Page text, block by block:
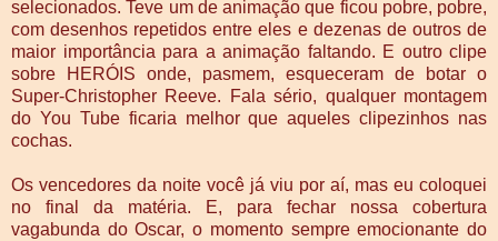
selecionados. Teve um de animação que ficou pobre, pobre,
com desenhos repetidos entre eles e dezenas de outros de
maior importância para a animação faltando. E outro clipe
sobre HERÓIS onde, pasmem, esqueceram de botar o
Super-Christopher Reeve. Fala sério, qualquer montagem
do You Tube ficaria melhor que aqueles clipezinhos nas
cochas.
Os vencedores da noite você já viu por aí, mas eu coloquei
no final da matéria. E, para fechar nossa cobertura
vagabunda do Oscar, o momento sempre emocionante do